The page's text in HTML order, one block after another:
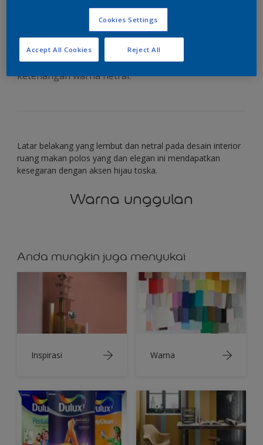
dengan hijau segar
Hadirkan aksen hijau segar yang menembus
ketenangan warna netral.
Latar belakang yang lembut dan netral pada desain interior
ruang makan polos yang dan elegan ini mendapatkan
kesegaran dengan aksen hijau toska.
Warna unggulan
Anda mungkin juga menyukai
Inspirasi Warna
Cookies Settings
Reject All
Accept All Cookies